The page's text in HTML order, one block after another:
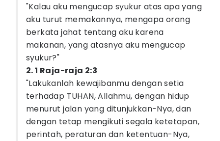
"Kalau aku mengucap syukur atas apa yang
aku turut memakannya, mengapa orang
berkata jahat tentang aku karena
makanan, yang atasnya aku mengucap
syukur?"
2. 1 Raja-raja 2:3
"Lakukanlah kewajibanmu dengan setia
terhadap TUHAN, Allahmu, dengan hidup
menurut jalan yang ditunjukkan-Nya, dan
dengan tetap mengikuti segala ketetapan,
perintah, peraturan dan ketentuan-Nya,